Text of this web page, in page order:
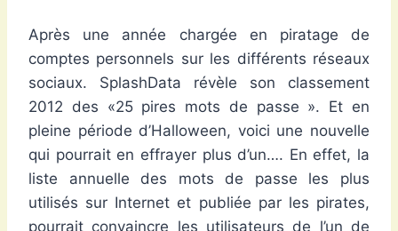
Après une année chargée en piratage de
comptes personnels sur les différents réseaux
sociaux. SplashData révèle son classement
2012 des «25 pires mots de passe ». Et en
pleine période d’Halloween, voici une nouvelle
qui pourrait en effrayer plus d’un…. En effet, la
liste annuelle des mots de passe les plus
utilisés sur Internet et publiée par les pirates,
pourrait convaincre les utilisateurs de l’un de